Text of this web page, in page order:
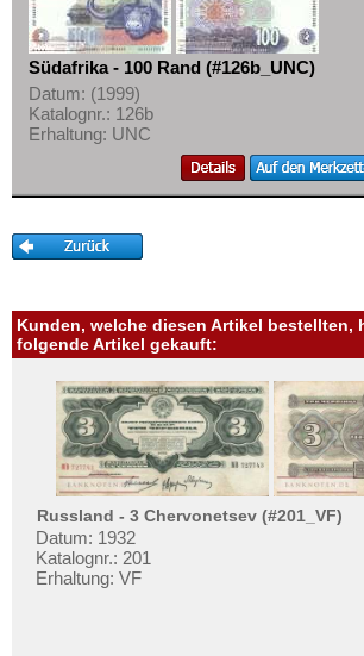
Preislisten
Ankauf
Erhaltungsgrade
Gratisbanknoten
Mehr über...
Privatsphäre und Datenschutz
Widerrufsbelehrung
Liefer- und Versandkosten
AGB
Impressum
Südafrika - 100 Rand (#126b_UNC)
Datum: (1999)
Katalognr.: 126b
Erhaltung: UNC
Kunden, welche diesen Artikel bestellten,
folgende Artikel gekauft:
Russland - 3 Chervonetsev (#201_VF)
Datum: 1932
Katalognr.: 201
Erhaltung: VF